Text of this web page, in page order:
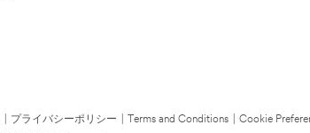
プライバシーポリシー Terms and Conditions
Cookie